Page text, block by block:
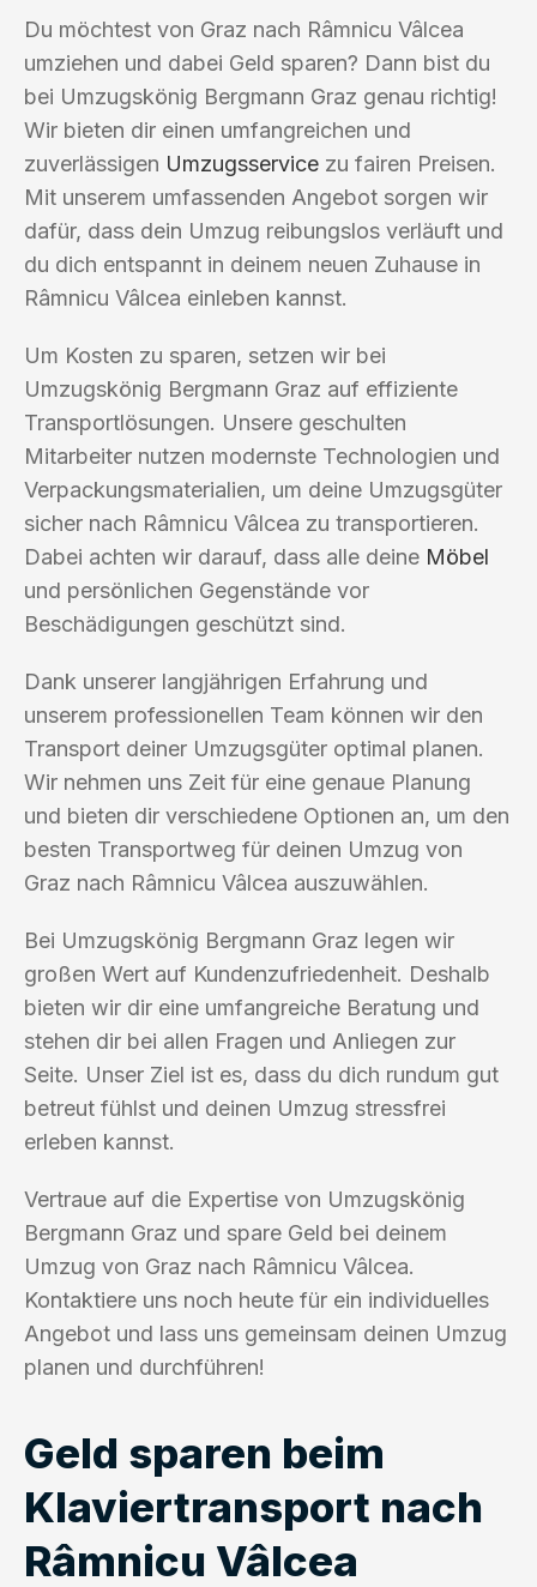
Du möchtest von Graz nach Râmnicu Vâlcea
umziehen und dabei Geld sparen? Dann bist du
bei Umzugskönig Bergmann Graz genau richtig!
Wir bieten dir einen umfangreichen und
zuverlässigen Umzugsservice zu fairen Preisen.
Mit unserem umfassenden Angebot sorgen wir
dafür, dass dein Umzug reibungslos verläuft und
du dich entspannt in deinem neuen Zuhause in
Râmnicu Vâlcea einleben kannst.
Um Kosten zu sparen, setzen wir bei
Umzugskönig Bergmann Graz auf effiziente
Transportlösungen. Unsere geschulten
Mitarbeiter nutzen modernste Technologien und
Verpackungsmaterialien, um deine Umzugsgüter
sicher nach Râmnicu Vâlcea zu transportieren.
Dabei achten wir darauf, dass alle deine Möbel
und persönlichen Gegenstände vor
Beschädigungen geschützt sind.
Dank unserer langjährigen Erfahrung und
unserem professionellen Team können wir den
Transport deiner Umzugsgüter optimal planen.
Wir nehmen uns Zeit für eine genaue Planung
und bieten dir verschiedene Optionen an, um den
besten Transportweg für deinen Umzug von
Graz nach Râmnicu Vâlcea auszuwählen.
Bei Umzugskönig Bergmann Graz legen wir
großen Wert auf Kundenzufriedenheit. Deshalb
bieten wir dir eine umfangreiche Beratung und
stehen dir bei allen Fragen und Anliegen zur
Seite. Unser Ziel ist es, dass du dich rundum gut
betreut fühlst und deinen Umzug stressfrei
erleben kannst.
Vertraue auf die Expertise von Umzugskönig
Bergmann Graz und spare Geld bei deinem
Umzug von Graz nach Râmnicu Vâlcea.
Kontaktiere uns noch heute für ein individuelles
Angebot und lass uns gemeinsam deinen Umzug
planen und durchführen!
Geld sparen beim
Klaviertransport nach
Râmnicu Vâlcea